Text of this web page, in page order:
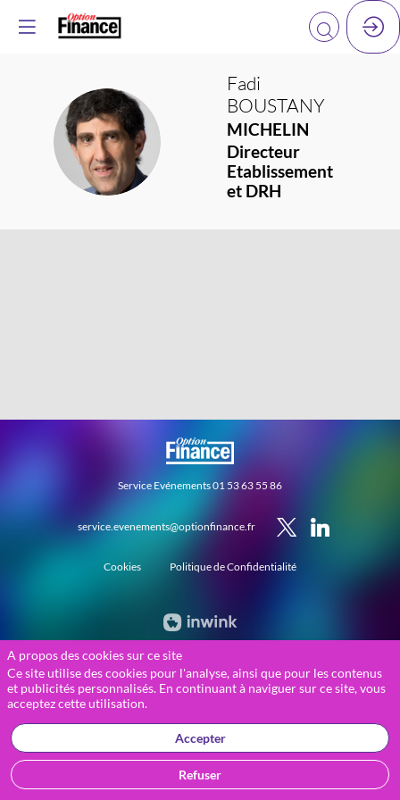
FB
Fadi
BOUSTANY
MICHELIN
Directeur
Etablissement
et DRH
Service Evénements 01 53 63 55 86
service.evenements@optionfinance.fr
Cookies Politique de Confidentialité
A propos des cookies sur ce site
Ce site utilise des cookies pour l'analyse, ainsi que pour les contenus
et publicités personnalisés. En continuant à naviguer sur ce site, vous
acceptez cette utilisation.
Accepter
Refuser